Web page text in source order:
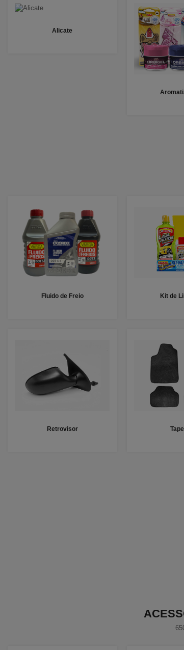
Alicate
Fluido de Freio Kit de
Retrovisor